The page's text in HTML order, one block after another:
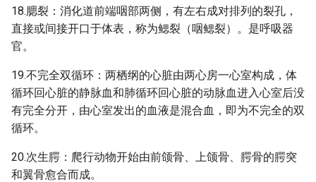
18.腮裂：消化道前端咽部两侧，有左右成对排列的裂孔，
直接或间接开口于体表，称为鳃裂（咽鳃裂）。是呼吸器
官。
19.不完全双循环：两栖纲的心脏由两心房一心室构成，体
循环回心脏的静脉血和肺循环回心脏的动脉血进入心室后没
有完全分开，由心室发出的血液是混合血，即为不完全的双
循环。
20.次生腭：爬行动物开始由前颌骨、上颌骨、腭骨的腭突
和翼骨愈合而成。